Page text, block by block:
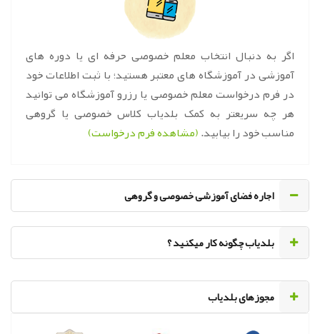
اگر به دنبال انتخاب معلم خصوصی حرفه ای یا دوره های
آموزشی در آموزشگاه های معتبر هستید؛ با ثبت اطلاعات خود
در فرم درخواست معلم خصوصی یا رزرو آموزشگاه می توانید
هر چه سریعتر به کمک بلدیاب کلاس خصوصی یا گروهی
مناسب خود را بیابید.(مشاهده فرم درخواست)
اجاره فضای آموزشی خصوصی و گروهی
‌بلدیاب چگونه کار میکنید ؟
مجوزهای بلدیاب